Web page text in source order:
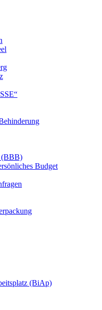
(BBB)
Budget
(BiAp)